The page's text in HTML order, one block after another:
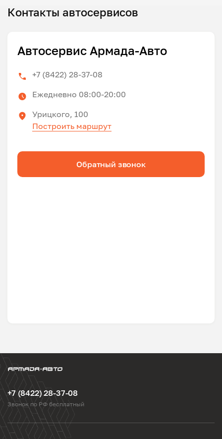
Контакты автосервисов
Автосервис Армада-Авто
+7 (8422) 28-37-08
Ежедневно 08:00-20:00
Урицкого, 100
Построить маршрут
Обратный звонок
+7 (8422) 28-37-08
Звонок по РФ бесплатный